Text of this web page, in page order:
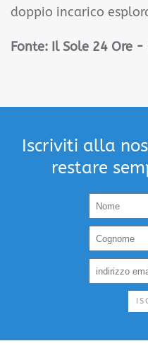
doppio incarico
Fonte: Il Sole 24 Ore -
Iscriviti alla
restare